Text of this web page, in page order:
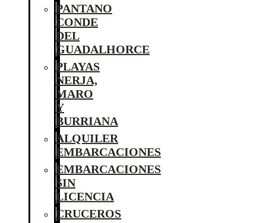
PANTANO
CONDE
DEL
GUADALHORCE
PLAYAS
NERJA,
MARO
Y
BURRIANA
ALQUILER
EMBARCACIONES
EMBARCACIONES
SIN
LICENCIA
CRUCEROS